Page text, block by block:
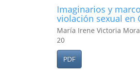
Imaginarios y
violación sexual en
María Irene Victoria
20
PDF